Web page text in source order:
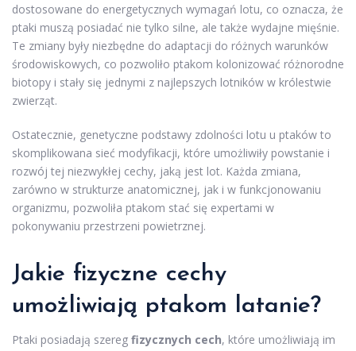
dostosowane do energetycznych wymagań lotu, co oznacza, że
ptaki muszą posiadać nie tylko silne, ale także wydajne mięśnie.
Te zmiany były niezbędne do adaptacji do różnych warunków
środowiskowych, co pozwoliło ptakom kolonizować różnorodne
biotopy i stały się jednymi z najlepszych lotników w królestwie
zwierząt.
Ostatecznie, genetyczne podstawy zdolności lotu u ptaków to
skomplikowana sieć modyfikacji, które umożliwiły powstanie i
rozwój tej niezwykłej cechy, jaką jest lot. Każda zmiana,
zarówno w strukturze anatomicznej, jak i w funkcjonowaniu
organizmu, pozwoliła ptakom stać się expertami w
pokonywaniu przestrzeni powietrznej.
Jakie fizyczne cechy
umożliwiają ptakom latanie?
Ptaki posiadają szereg fizycznych cech, które umożliwiają im